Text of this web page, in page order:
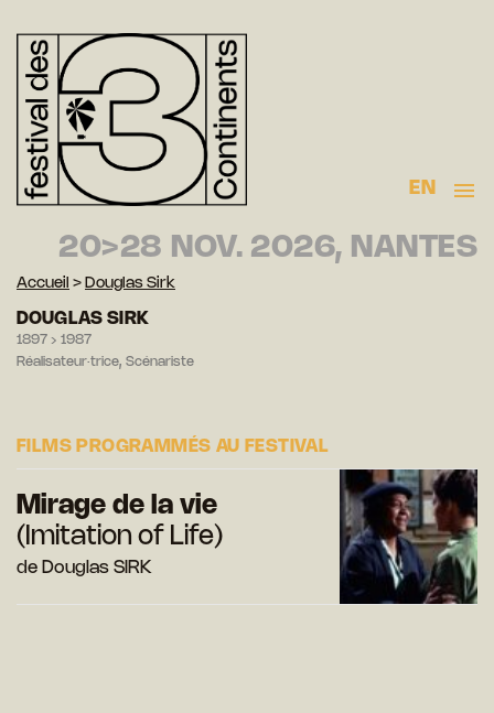
EN
20>28 NOV. 2026, NANTES
Accueil > Douglas Sirk
DOUGLAS SIRK
1897 › 1987
Réalisateur·trice, Scénariste
FILMS PROGRAMMÉS AU FESTIVAL
Mirage de la vie
(Imitation of Life)
de Douglas SIRK